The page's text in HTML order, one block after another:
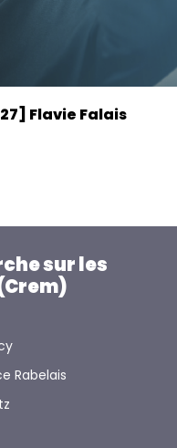
Flavie Falais
sur les
Rabelais